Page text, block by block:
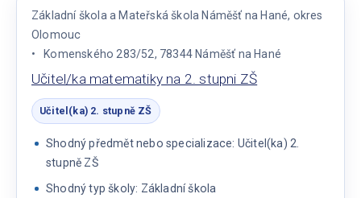
stupně
Základní škola a Mateřská škola Náměšť na Hané, okres
Olomouc
Komenského 283/52, 78344 Náměšť na Hané
Učitel/ka matematiky na 2. stupni ZŠ
Učitel(ka) 2. stupně ZŠ
Shodný předmět nebo specializace: Učitel(ka) 2.
stupně ZŠ
Shodný typ školy: Základní škola